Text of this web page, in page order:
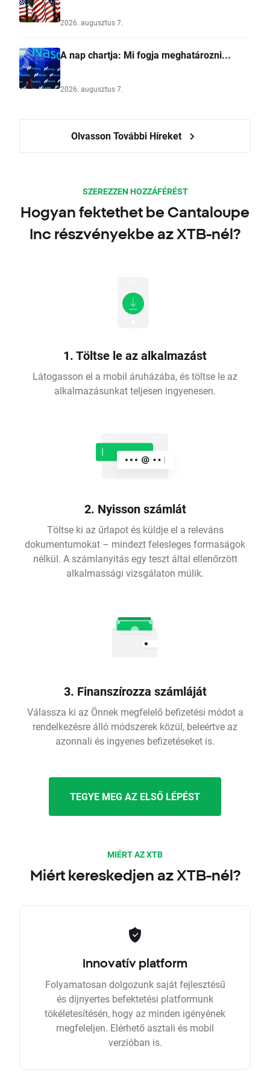
2026. augusztus 7.
A nap chartja: Mi fogja meghatározni...
2026. augusztus 7.
Olvasson További Híreket
SZEREZZEN HOZZÁFÉRÉST
Hogyan fektethet be Cantaloupe
Inc részvényekbe az XTB-nél?
1. Töltse le az alkalmazást
Látogasson el a mobil áruházába, és töltse le az
alkalmazásunkat teljesen ingyenesen.
2. Nyisson számlát
Töltse ki az űrlapot és küldje el a releváns
dokumentumokat – mindezt felesleges formaságok
nélkül. A számlanyitás egy teszt által ellenőrzött
alkalmassági vizsgálaton múlik.
3. Finanszírozza számláját
Válassza ki az Önnek megfelelő befizetési módot a
rendelkezésre álló módszerek közül, beleértve az
azonnali és ingyenes befizetéseket is.
TEGYE MEG AZ ELSŐ LÉPÉST
MIÉRT AZ XTB
Miért kereskedjen az XTB-nél?
Innovatív platform
Folyamatosan dolgozunk saját fejlesztésű
és díjnyertes befektetési platformunk
tökéletesítésén, hogy az minden igényének
megfeleljen. Elérhető asztali és mobil
verzióban is.